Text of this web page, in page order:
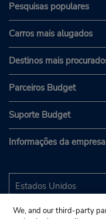
Pesquisas populares
Carros mais alugados
Destinos mais
Parceiros Budget
Suporte Budget
Informações da empresa
We, and our third-party